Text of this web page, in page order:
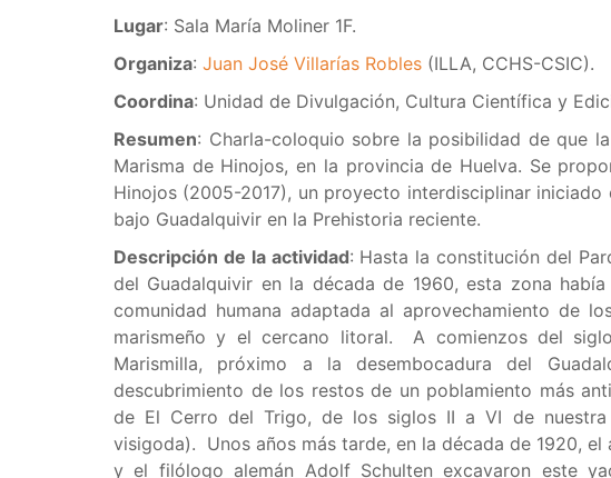
Lugar: Sala María Moliner 1F.
Organiza: Juan José Villarías Robles (ILLA, CCHS-CSIC).
Coordina: Unidad de Divulgación, Cultura Científica y
Resumen: Charla-coloquio sobre la posibilidad de que
Marisma de Hinojos, en la provincia de Huelva. Se
Hinojos (2005-2017), un proyecto interdisciplinar
bajo Guadalquivir en la Prehistoria reciente.
Descripción de la actividad: Hasta la constitución del
del Guadalquivir en la década de 1960, esta zona
comunidad humana adaptada al aprovechamiento de
marismeño y el cercano litoral. A comienzos del
Marismilla, próximo a la desembocadura del
descubrimiento de los restos de un poblamiento más
de El Cerro del Trigo, de los siglos II a VI de
visigoda). Unos años más tarde, en la década de 1920,
y el filólogo alemán Adolf Schulten excavaron este